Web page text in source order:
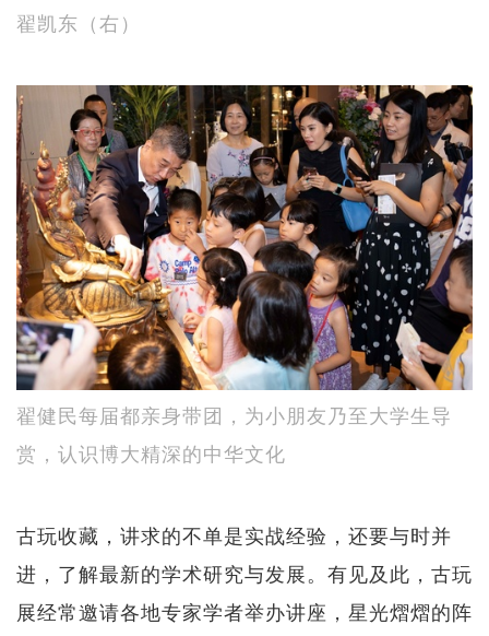
翟凯东（右）
翟健民每届都亲身带团，为小朋友乃至大学生导
赏，认识博大精深的中华文化
古玩收藏，讲求的不单是实战经验，还要与时并
进，了解最新的学术研究与发展。有见及此，古玩
展经常邀请各地专家学者举办讲座，星光熠熠的阵